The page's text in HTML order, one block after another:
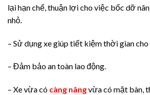
lại hạn chế, thuận lợi cho việc bốc dỡ
nhỏ.
– Sử dụng xe giúp tiết kiệm thời gian
– Đảm bảo an toàn lao động.
– Xe vừa có càng nângvừa có mặt bàn,